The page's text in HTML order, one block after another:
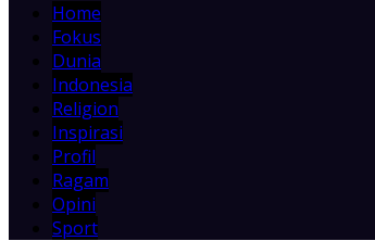
Home
Fokus
Dunia
Indonesia
Religion
Inspirasi
Profil
Ragam
Opini
Sport